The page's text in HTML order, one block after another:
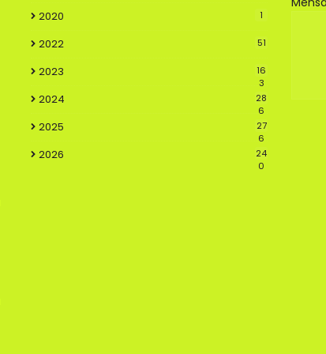
2020 1
2022 51
2023
16
3
2024
28
6
2025
27
6
2026
24
0